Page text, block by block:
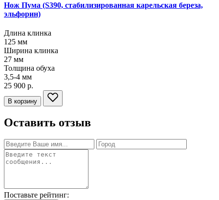
Нож Пума (S390, стабилизированная карельская береза,
эльфорин)
Длина клинка
125 мм
Ширина клинка
27 мм
Толщина обуха
3,5-4 мм
25 900 р.
В корзину
Оставить отзыв
Поставьте рейтинг: